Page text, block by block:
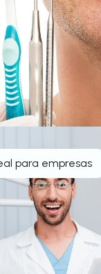
para empresas